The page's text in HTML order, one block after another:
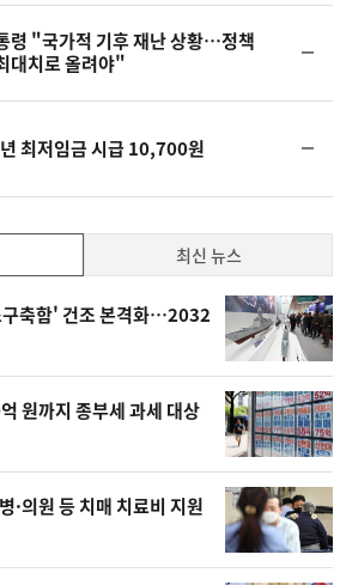
상
령 "국가적 기후 재난 상황…정책
대치로 올려야"
일
최저임금 시급 10,700원
일
최신 뉴스
구축함' 건조 본격화…2032
원까지 종부세 과세 대상
·의원 등 치매 치료비 지원